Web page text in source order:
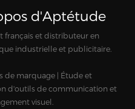
d'Aptétude
français et distributeur en
industrielle et publicitaire.
de marquage | Étude et
d'outils de communication et
visuel.